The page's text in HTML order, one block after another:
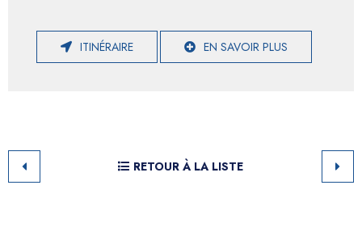
ITINÉRAIRE EN SAVOIR PLUS
RETOUR À LA LISTE